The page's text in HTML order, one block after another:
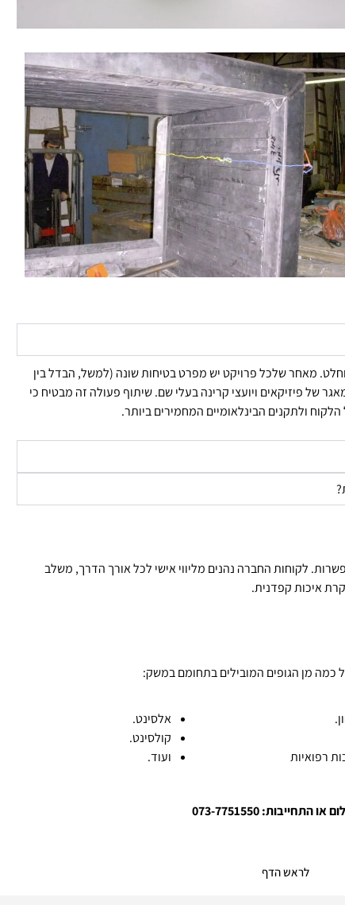
מאחר שלכל פרויקט יש מפרט בטיחות שונה (למשל, הבדל בין
של פיזיקאים ויועצי קרינה בעלי שם. שיתוף פעולה זה מבטיח כי
ולתקנים הבינלאומיים המחמירים ביותר.
לקוחות החברה נהנים מליווי אישי לכל אורך הדרך, משלב
איכות קפדנית.
כמה מן הגופים המובילים בתחומם במשק:
רפואיות
אלסינט.
קולסינט.
ועוד.
073-7751550
לראש הדף